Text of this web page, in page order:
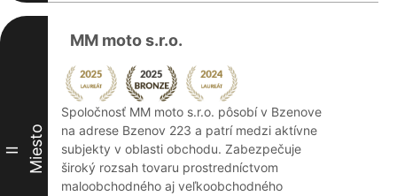
II Miesto
MM moto s.r.o.
Spoločnosť MM moto s.r.o. pôsobí v Bzenove
na adrese Bzenov 223 a patrí medzi aktívne
subjekty v oblasti obchodu. Zabezpečuje
široký rozsah tovaru prostredníctvom
maloobchodného aj veľkoobchodného